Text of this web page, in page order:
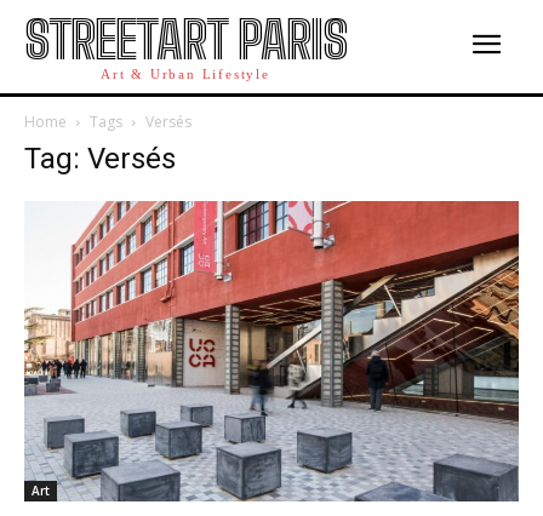
STREETART PARIS
Art & Urban Lifestyle
Home Tags Versés
Tag: Versés
Art